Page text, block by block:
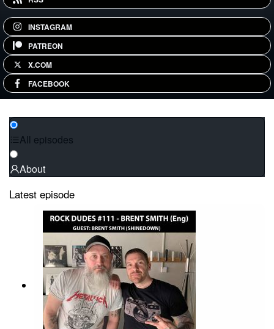
INSTAGRAM
PATREON
X.COM
FACEBOOK
All episodes
About
Latest episode